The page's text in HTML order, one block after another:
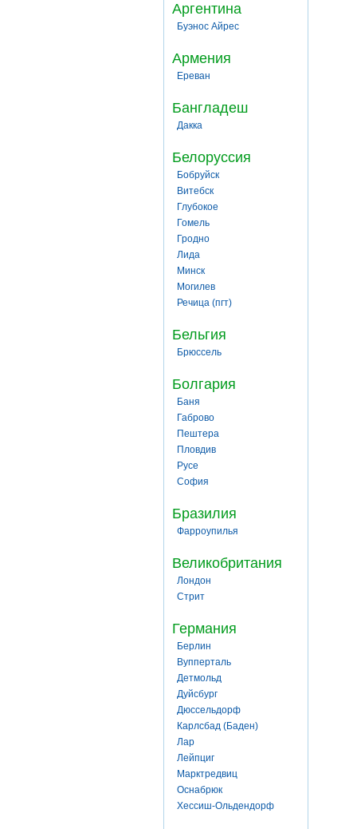
Аргентина
Буэнос Айрес
Армения
Ереван
Бангладеш
Дакка
Белоруссия
Бобруйск
Витебск
Глубокое
Гомель
Гродно
Лида
Минск
Могилев
Речица (пгт)
Бельгия
Брюссель
Болгария
Баня
Габрово
Пештера
Пловдив
Русе
София
Бразилия
Фарроупилья
Великобритания
Лондон
Стрит
Германия
Берлин
Вупперталь
Детмольд
Дуйсбург
Дюссельдорф
Карлсбад (Баден)
Лар
Лейпциг
Марктредвиц
Оснабрюк
Хессиш-Ольдендорф